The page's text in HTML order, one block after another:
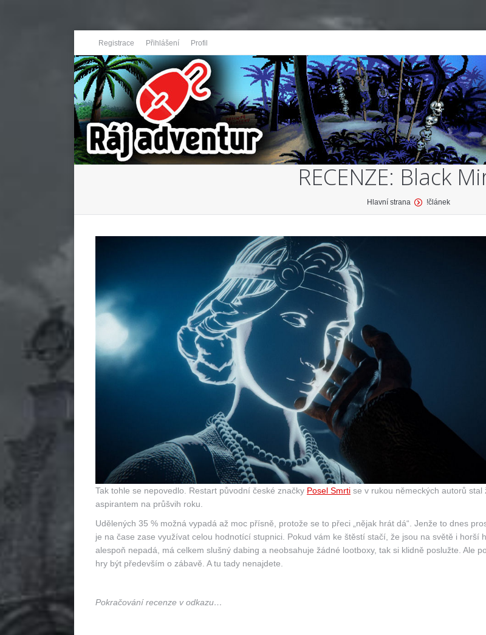
Registrace Přihlášení Profil
RECENZE: Black
Hlavní strana !článek
Tak tohle se nepovedlo. Restart původní české značky Posel Smrti se v rukou německých autorů stal
aspirantem na průšvih roku.
Udělených 35 % možná vypadá až moc přísně, protože se to přeci „nějak hrát dá“. Jenže to dnes
je na čase zase využívat celou hodnotící stupnici. Pokud vám ke štěstí stačí, že jsou na světě i horší
alespoň nepadá, má celkem slušný dabing a neobsahuje žádné lootboxy, tak si klidně poslužte. Ale
hry být především o zábavě. A tu tady nenajdete.
Pokračování recenze v odkazu…